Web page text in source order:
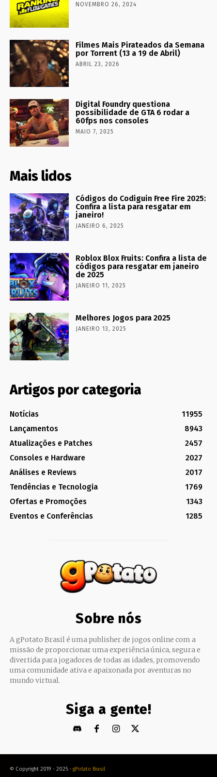
NOVEMBRO 26, 2024
Filmes Mais Pirateados da Semana
por Torrent (13 a 19 de Abril)
ABRIL 23, 2026
Digital Foundry questiona
possibilidade de GTA 6 rodar a
60fps nos consoles
MAIO 7, 2025
Mais lidos
Códigos do Codiguin Free Fire 2025:
Confira a lista para resgatar em
janeiro!
JANEIRO 6, 2025
Roblox Blox Fruits: Confira a lista de
códigos para resgatar em janeiro
de 2025
JANEIRO 11, 2025
Melhores Jogos para 2025
JANEIRO 13, 2025
Artigos por categoria
Notícias
11955
Lançamentos
8943
Atualizações e Patches
2457
Consoles e Hardware
2027
Análises e Reviews
2017
Tendências e Tecnologia
1769
Ofertas e Promoções
1343
Eventos e Conferências
1285
Sobre nós
A gPotato Brasil é uma publisher de jogos online com a
missão de proporcionar uma experiência única, segura e
divertida para jogadores de todas as idades, promovendo
uma comunidade ativa e apaixonada por aventuras no
mundo virtual.
Siga a gente!
© Copyright 2019 - 2025 - gPotato Brasil